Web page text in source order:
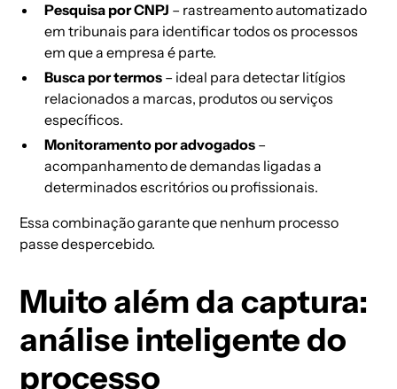
Pesquisa por CNPJ – rastreamento automatizado
em tribunais para identificar todos os processos
em que a empresa é parte.
Busca por termos – ideal para detectar litígios
relacionados a marcas, produtos ou serviços
específicos.
Monitoramento por advogados –
acompanhamento de demandas ligadas a
determinados escritórios ou profissionais.
Essa combinação garante que nenhum processo
passe despercebido.
Muito além da captura:
análise inteligente do
processo